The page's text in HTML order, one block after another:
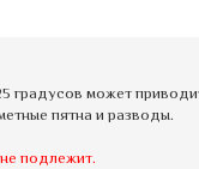
градусов может
пятна и разводы.
подлежит.